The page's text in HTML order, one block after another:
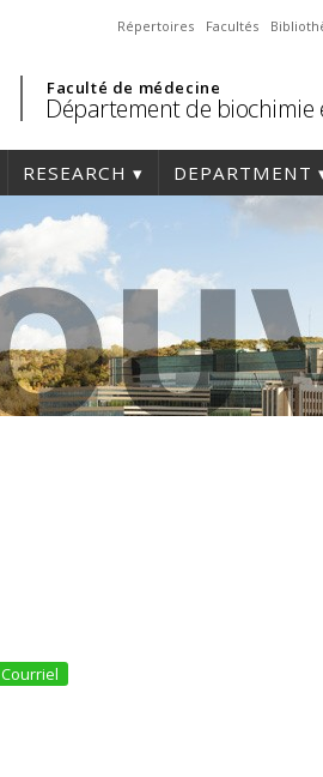
Répertoires Facultés
Faculté de médecine
Département de biochimie
RESEARCH DEPARTMENT
Courriel